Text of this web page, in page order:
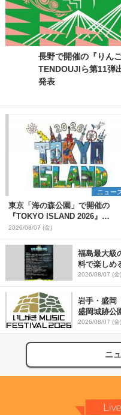
長野で開催の『りん
TENDOUJIら第11弾
発表
ニュー
東京「海の森公園」で開催の
『TOKYO ISLAND 2026』
BIGMAMA、flumpoolら第3弾出
演者7組を発表 ワークショッ
プ・アート出展者を募集
2026/08/07 (金)
福島最大級
料で楽しめ
発表
2026/08/07 (金)
岩手・盛岡
盛岡城跡公
2026/08/07 (金)
ニ